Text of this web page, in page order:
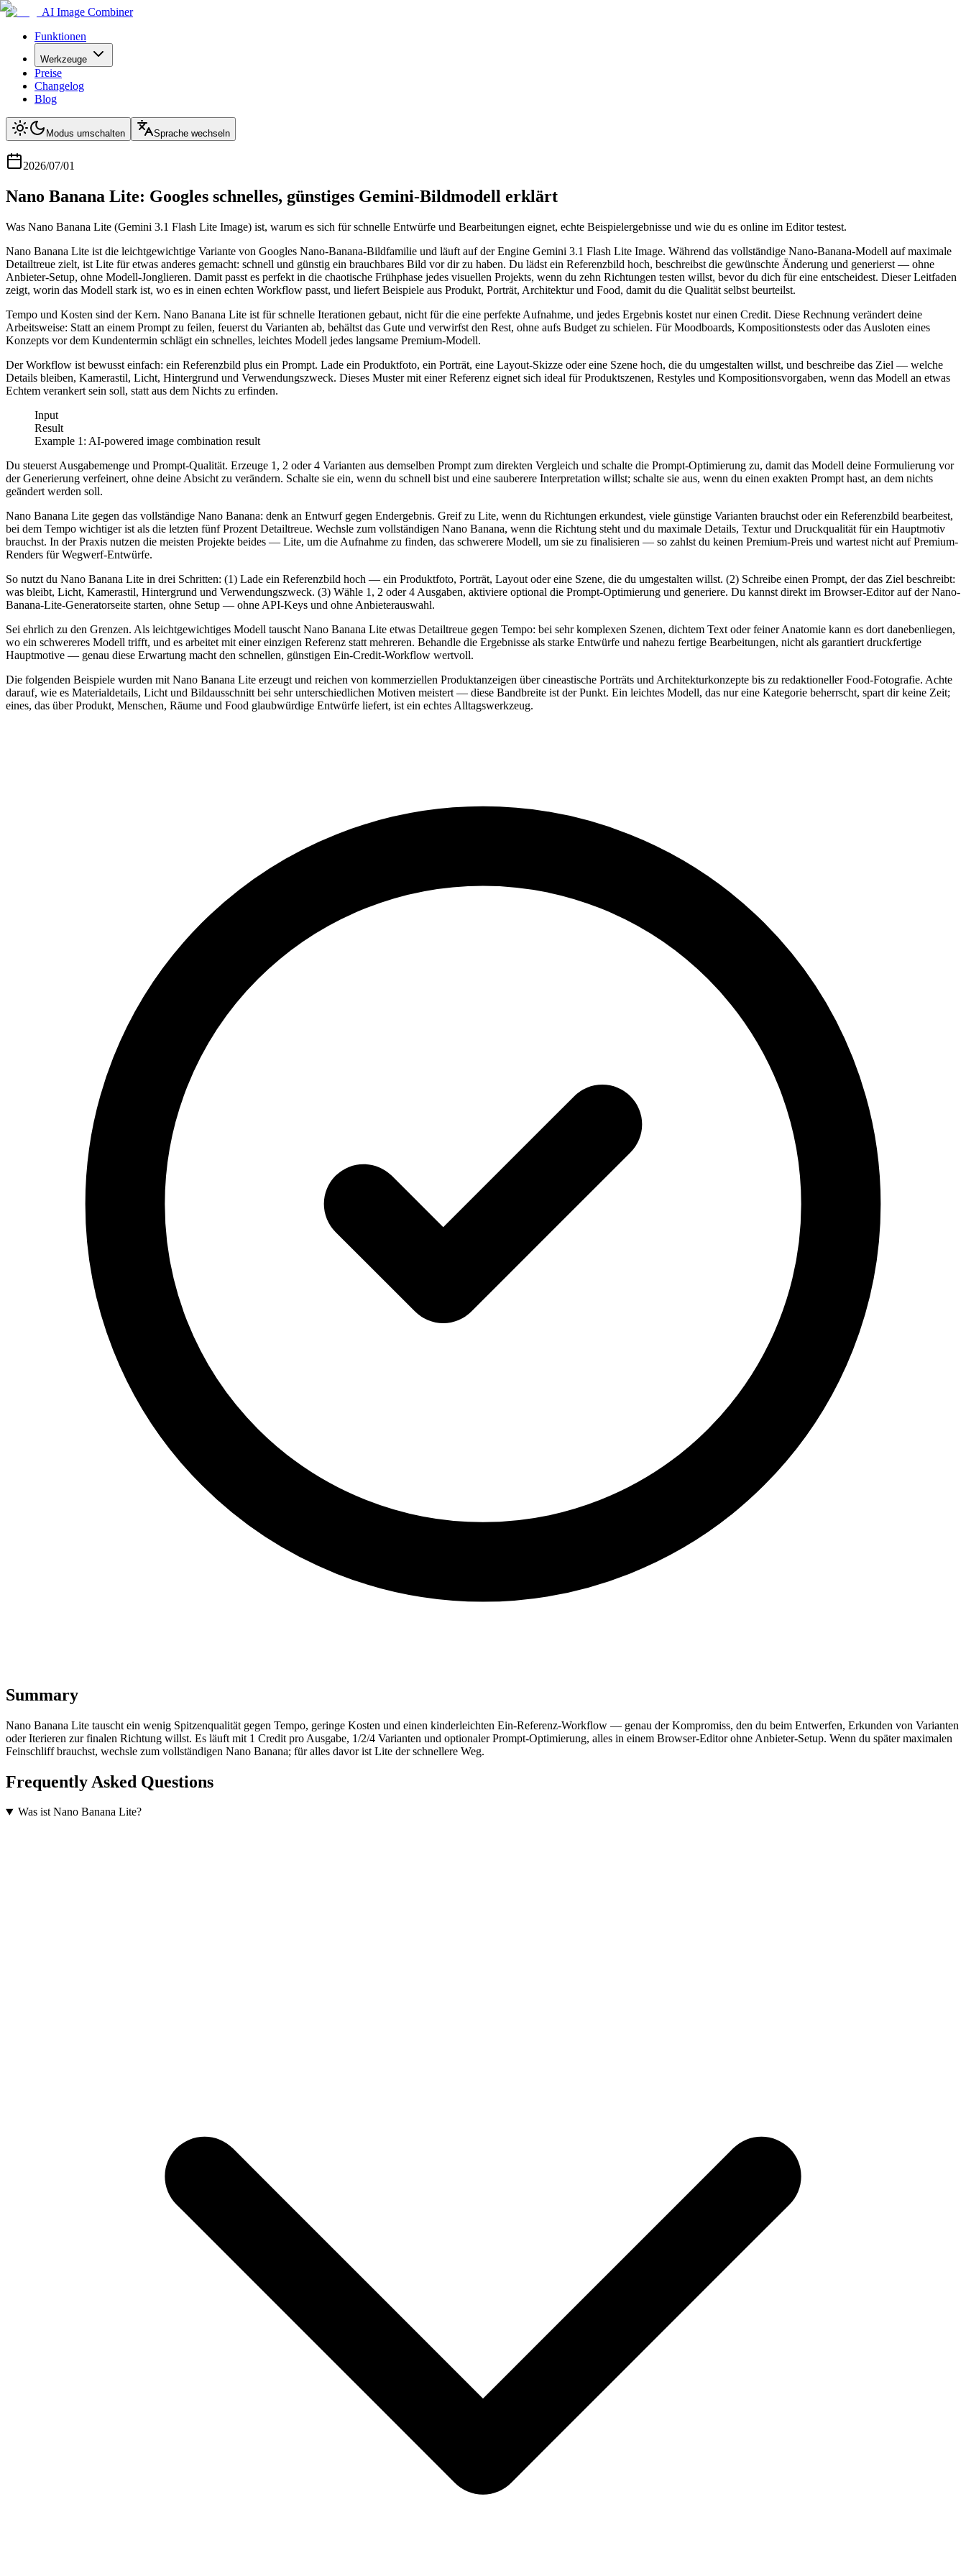
AI Image Combiner
Funktionen
Werkzeuge
Preise
Changelog
Blog
Modus umschalten Sprache wechseln
2026/07/01
Nano Banana Lite: Googles schnelles, günstiges Gemini-Bildmodell erklärt
Was Nano Banana Lite (Gemini 3.1 Flash Lite Image) ist, warum es sich für schnelle Entwürfe und Bearbeitungen eignet, echte Beispielergebnisse und wie du es online im Editor testest.
Nano Banana Lite ist die leichtgewichtige Variante von Googles Nano-Banana-Bildfamilie und läuft auf der Engine Gemini 3.1 Flash Lite Image. Während das vollständige Nano-Banana-Modell auf maximale
Detailtreue zielt, ist Lite für etwas anderes gemacht: schnell und günstig ein brauchbares Bild vor dir zu haben. Du lädst ein Referenzbild hoch, beschreibst die gewünschte Änderung und generierst — ohne
Anbieter-Setup, ohne Modell-Jonglieren. Damit passt es perfekt in die chaotische Frühphase jedes visuellen Projekts, wenn du zehn Richtungen testen willst, bevor du dich für eine entscheidest. Dieser Leitfaden
zeigt, worin das Modell stark ist, wo es in einen echten Workflow passt, und liefert Beispiele aus Produkt, Porträt, Architektur und Food, damit du die Qualität selbst beurteilst.
Tempo und Kosten sind der Kern. Nano Banana Lite ist für schnelle Iterationen gebaut, nicht für die eine perfekte Aufnahme, und jedes Ergebnis kostet nur einen Credit. Diese Rechnung verändert deine
Arbeitsweise: Statt an einem Prompt zu feilen, feuerst du Varianten ab, behältst das Gute und verwirfst den Rest, ohne aufs Budget zu schielen. Für Moodboards, Kompositionstests oder das Ausloten eines
Konzepts vor dem Kundentermin schlägt ein schnelles, leichtes Modell jedes langsame Premium-Modell.
Der Workflow ist bewusst einfach: ein Referenzbild plus ein Prompt. Lade ein Produktfoto, ein Porträt, eine Layout-Skizze oder eine Szene hoch, die du umgestalten willst, und beschreibe das Ziel — welche
Details bleiben, Kamerastil, Licht, Hintergrund und Verwendungszweck. Dieses Muster mit einer Referenz eignet sich ideal für Produktszenen, Restyles und Kompositionsvorgaben, wenn das Modell an etwas
Echtem verankert sein soll, statt aus dem Nichts zu erfinden.
Input
Result
Example 1 : AI-powered image combination result
Du steuerst Ausgabemenge und Prompt-Qualität. Erzeuge 1, 2 oder 4 Varianten aus demselben Prompt zum direkten Vergleich und schalte die Prompt-Optimierung zu, damit das Modell deine Formulierung vor
der Generierung verfeinert, ohne deine Absicht zu verändern. Schalte sie ein, wenn du schnell bist und eine sauberere Interpretation willst; schalte sie aus, wenn du einen exakten Prompt hast, an dem nichts
geändert werden soll.
Nano Banana Lite gegen das vollständige Nano Banana: denk an Entwurf gegen Endergebnis. Greif zu Lite, wenn du Richtungen erkundest, viele günstige Varianten brauchst oder ein Referenzbild bearbeitest,
bei dem Tempo wichtiger ist als die letzten fünf Prozent Detailtreue. Wechsle zum vollständigen Nano Banana, wenn die Richtung steht und du maximale Details, Textur und Druckqualität für ein Hauptmotiv
brauchst. In der Praxis nutzen die meisten Projekte beides — Lite, um die Aufnahme zu finden, das schwerere Modell, um sie zu finalisieren — so zahlst du keinen Premium-Preis und wartest nicht auf Premium-
Renders für Wegwerf-Entwürfe.
So nutzt du Nano Banana Lite in drei Schritten: (1) Lade ein Referenzbild hoch — ein Produktfoto, Porträt, Layout oder eine Szene, die du umgestalten willst. (2) Schreibe einen Prompt, der das Ziel beschreibt:
was bleibt, Licht, Kamerastil, Hintergrund und Verwendungszweck. (3) Wähle 1, 2 oder 4 Ausgaben, aktiviere optional die Prompt-Optimierung und generiere. Du kannst direkt im Browser-Editor auf der Nano-
Banana-Lite-Generatorseite starten, ohne Setup — ohne API-Keys und ohne Anbieterauswahl.
Sei ehrlich zu den Grenzen. Als leichtgewichtiges Modell tauscht Nano Banana Lite etwas Detailtreue gegen Tempo: bei sehr komplexen Szenen, dichtem Text oder feiner Anatomie kann es dort danebenliegen,
wo ein schwereres Modell trifft, und es arbeitet mit einer einzigen Referenz statt mehreren. Behandle die Ergebnisse als starke Entwürfe und nahezu fertige Bearbeitungen, nicht als garantiert druckfertige
Hauptmotive — genau diese Erwartung macht den schnellen, günstigen Ein-Credit-Workflow wertvoll.
Die folgenden Beispiele wurden mit Nano Banana Lite erzeugt und reichen von kommerziellen Produktanzeigen über cineastische Porträts und Architekturkonzepte bis zu redaktioneller Food-Fotografie. Achte
darauf, wie es Materialdetails, Licht und Bildausschnitt bei sehr unterschiedlichen Motiven meistert — diese Bandbreite ist der Punkt. Ein leichtes Modell, das nur eine Kategorie beherrscht, spart dir keine Zeit;
eines, das über Produkt, Menschen, Räume und Food glaubwürdige Entwürfe liefert, ist ein echtes Alltagswerkzeug.
Summary
Nano Banana Lite tauscht ein wenig Spitzenqualität gegen Tempo, geringe Kosten und einen kinderleichten Ein-Referenz-Workflow — genau der Kompromiss, den du beim Entwerfen, Erkunden von Varianten
oder Iterieren zur finalen Richtung willst. Es läuft mit 1 Credit pro Ausgabe, 1/2/4 Varianten und optionaler Prompt-Optimierung, alles in einem Browser-Editor ohne Anbieter-Setup. Wenn du später maximalen
Feinschliff brauchst, wechsle zum vollständigen Nano Banana; für alles davor ist Lite der schnellere Weg.
Frequently Asked Questions
Was ist Nano Banana Lite?